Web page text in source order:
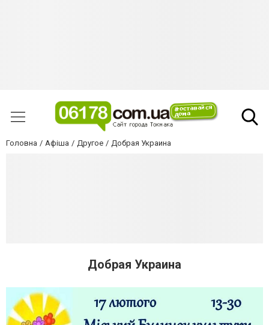
Головна Афіша Другое Добрая Украина
Добрая Украина